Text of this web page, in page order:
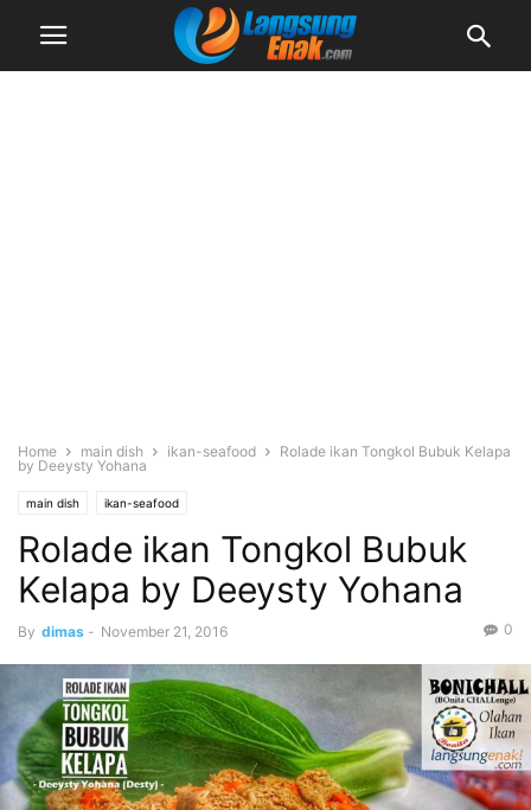
Home main dish ikan-seafood
Rolade ikan Tongkol Bubuk Kelapa
by Deeysty Yohana
main dish ikan-seafood
Rolade ikan Tongkol Bubuk
Kelapa by Deeysty Yohana
By dimas - November 21, 2016 0